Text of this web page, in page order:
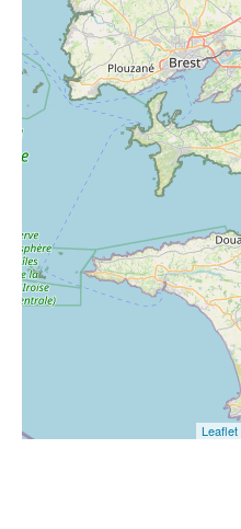
Leaflet